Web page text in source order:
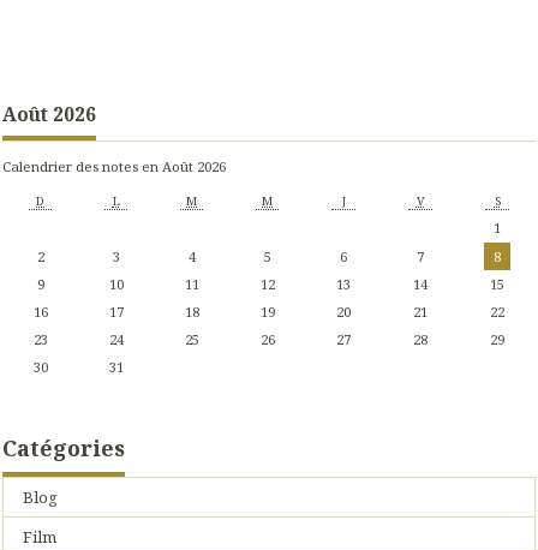
Août 2026
Calendrier des notes en Août 2026
D L M M J V S
1
2
3 4 5 6 7
8
9
10 11 12 13 14
15
16
17 18 19 20 21
22
23
24 25 26 27 28
29
30
31
Catégories
Blog
Film